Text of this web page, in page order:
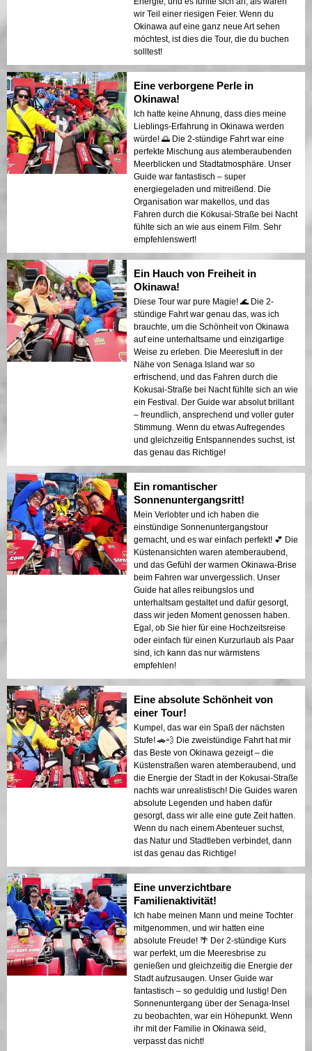
wir Teil einer riesigen Feier. Wenn du
Okinawa auf eine ganz neue Art sehen
möchtest, ist dies die Tour, die du buchen
solltest!
Eine verborgene Perle in
Okinawa!
Ich hatte keine Ahnung, dass dies meine
Lieblings-Erfahrung in Okinawa werden
würde! 🌅 Die 2-stündige Fahrt war eine
perfekte Mischung aus atemberaubenden
Meerblicken und Stadtatmosphäre. Unser
Guide war fantastisch – super
energiegeladen und mitreißend. Die
Organisation war makellos, und das
Fahren durch die Kokusai-Straße bei Nacht
fühlte sich an wie aus einem Film. Sehr
empfehlenswert!
Ein Hauch von Freiheit in
Okinawa!
Diese Tour war pure Magie! 🌊 Die 2-
stündige Fahrt war genau das, was ich
brauchte, um die Schönheit von Okinawa
auf eine unterhaltsame und einzigartige
Weise zu erleben. Die Meeresluft in der
Nähe von Senaga Island war so
erfrischend, und das Fahren durch die
Kokusai-Straße bei Nacht fühlte sich an wie
ein Festival. Der Guide war absolut brillant
– freundlich, ansprechend und voller guter
Stimmung. Wenn du etwas Aufregendes
und gleichzeitig Entspannendes suchst, ist
das genau das Richtige!
Ein romantischer
Sonnenuntergangsritt!
Mein Verlobter und ich haben die
einstündige Sonnenuntergangstour
gemacht, und es war einfach perfekt! 💕 Die
Küstenansichten waren atemberaubend,
und das Gefühl der warmen Okinawa-Brise
beim Fahren war unvergesslich. Unser
Guide hat alles reibungslos und
unterhaltsam gestaltet und dafür gesorgt,
dass wir jeden Moment genossen haben.
Egal, ob Sie hier für eine Hochzeitsreise
oder einfach für einen Kurzurlaub als Paar
sind, ich kann das nur wärmstens
empfehlen!
Eine absolute Schönheit von
einer Tour!
Kumpel, das war ein Spaß der nächsten
Stufe! 🚗💨 Die zweistündige Fahrt hat mir
das Beste von Okinawa gezeigt – die
Küstenstraßen waren atemberaubend, und
die Energie der Stadt in der Kokusai-Straße
nachts war unrealistisch! Die Guides waren
absolute Legenden und haben dafür
gesorgt, dass wir alle eine gute Zeit hatten.
Wenn du nach einem Abenteuer suchst,
das Natur und Stadtleben verbindet, dann
ist das genau das Richtige!
Eine unverzichtbare
Familienaktivität!
Ich habe meinen Mann und meine Tochter
mitgenommen, und wir hatten eine
absolute Freude! 🌴 Der 2-stündige Kurs
war perfekt, um die Meeresbrise zu
genießen und gleichzeitig die Energie der
Stadt aufzusaugen. Unser Guide war
fantastisch – so geduldig und lustig! Den
Sonnenuntergang über der Senaga-Insel
zu beobachten, war ein Höhepunkt. Wenn
ihr mit der Familie in Okinawa seid,
verpasst das nicht!